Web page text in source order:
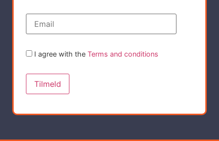
I agree with the Terms and conditions